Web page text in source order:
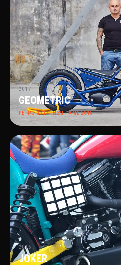
2017
GEOMETRIC
РЕТРО-ФУТУРИЗМ · AMD 2018
2016
JOKER